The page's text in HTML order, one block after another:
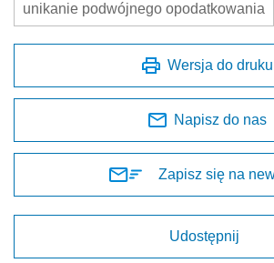
unikanie podwójnego opodatkowania
Wersja do druku
Napisz do nas
Zapisz się na
Udostępnij